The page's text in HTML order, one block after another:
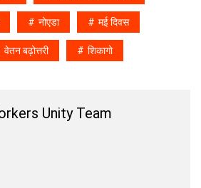
नोएडा मई दिवस
वेतन बढ़ोत्तरी शिकागो
Unity Team